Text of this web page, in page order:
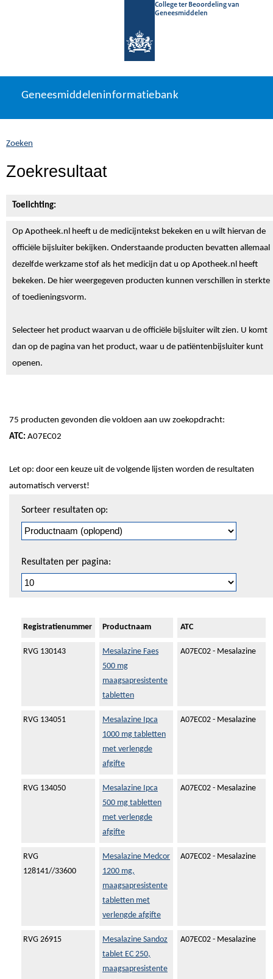
College ter Beoordeling van
Geneesmiddelen
naar
Geneesmiddeleninformatiebank
U
zich
hier:
Geneesmiddeleninformatiebank
Zoeken
Zoekresultaat
Toelichting:
Op Apotheek.nl heeft u de medicijntekst bekeken en u wilt hiervan de
officiële bijsluiter bekijken. Onderstaande producten bevatten allemaal
dezelfde werkzame stof als het medicijn dat u op Apotheek.nl heeft
bekeken. De hier weergegeven producten kunnen verschillen in sterkte
of toedieningsvorm.
Selecteer het product waarvan u de officiële bijsluiter wilt zien. U komt
dan op de pagina van het product, waar u de patiëntenbijsluiter kunt
openen.
75 producten gevonden die voldoen aan uw zoekopdracht:
ATC: A07EC02
Let op: door een keuze uit de volgende lijsten worden de resultaten
automatisch ververst!
pagineren
Sorteer resultaten op:
Resultaten per pagina:
Registratienummer Productnaam ATC
RVG 130143
Mesalazine Faes
500 mg
maagsapresistente
tabletten
A07EC02 - Mesalazine
RVG 134051
Mesalazine Ipca
1000 mg tabletten
met verlengde
afgifte
A07EC02 - Mesalazine
RVG 134050
Mesalazine Ipca
500 mg tabletten
met verlengde
afgifte
A07EC02 - Mesalazine
RVG
128141//33600
Mesalazine Medcor
1200 mg,
maagsapresistente
tabletten met
verlengde afgifte
A07EC02 - Mesalazine
RVG 26915
Mesalazine Sandoz
tablet EC 250,
maagsapresistente
A07EC02 - Mesalazine